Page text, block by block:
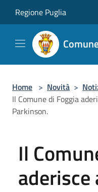
Regione Puglia
Home > Novità >
Il Comune di Foggia
Parkinson.
Il